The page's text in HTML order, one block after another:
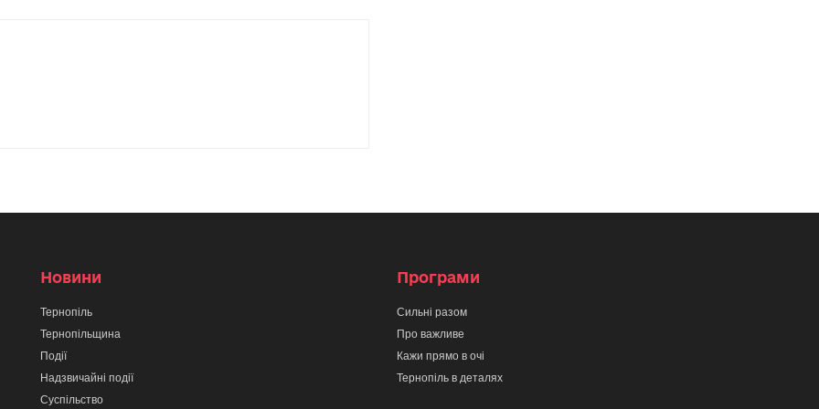
Новини
Тернопіль
Тернопільщина
Події
Надзвичайні події
Суспільство
Програми
Сильні разом
Про важливе
Кажи прямо в очі
Тернопіль в деталях